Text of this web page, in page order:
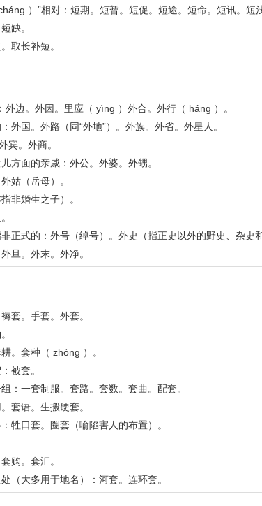
）”相对：短期。短暂。短促。短途。短命。短讯。短
缺。
取长补短。
外边。外因。里应（ yìng ）外合。外行（ háng ）。
外国。外路（同“外地”）。外族。外省。外星人。
宾。外商。
方面的亲戚：外公。外婆。外甥。
姑（岳母）。
非婚生之子）。
非正式的：外号（绰号）。外史（指正史以外的野史、杂史
旦。外末。外净。
套。手套。外套。
。套种（ zhòng ）。
被套。
：一套制服。套路。套数。套曲。配套。
套语。生搬硬套。
牲口套。圈套（喻陷害人的布置）。
购。套汇。
（大多用于地名）：河套。连环套。